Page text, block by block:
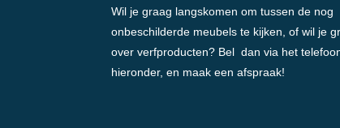
Wil je graag langskomen om tussen de nog
onbeschilderde meubels te kijken, of wil je
over verfproducten? Bel dan via het
hieronder, en maak een afspraak!